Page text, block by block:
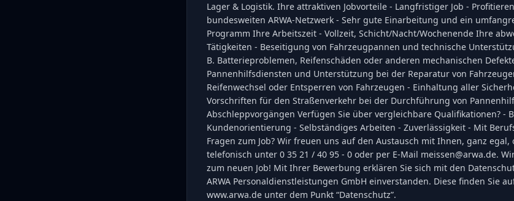
Lager & Logistik. Ihre attraktiven Jobvorteile - Langfristiger Job -
bundesweiten ARWA-Netzwerk - Sehr gute Einarbeitung und ein
Programm Ihre Arbeitszeit - Vollzeit, Schicht/Nacht/Wochenende Ihre
Tätigkeiten - Beseitigung von Fahrzeugpannen und technische
B. Batterieproblemen, Reifenschäden oder anderen mechanischen
Pannenhilfsdiensten und Unterstützung bei der Reparatur von
Reifenwechsel oder Entsperren von Fahrzeugen - Einhaltung aller
Vorschriften für den Straßenverkehr bei der Durchführung von
Abschleppvorgängen Verfügen Sie über vergleichbare Qualifikationen? -
Kundenorientierung - Selbständiges Arbeiten - Zuverlässigkeit - Mit
Fragen zum Job? Wir freuen uns auf den Austausch mit Ihnen, ganz egal,
telefonisch unter 0 35 21 / 40 95 - 0 oder per E-Mail meissen@arwa.de.
zum neuen Job! Mit Ihrer Bewerbung erklären Sie sich mit den
ARWA Personaldienstleistungen GmbH einverstanden. Diese finden Sie
www.arwa.de unter dem Punkt “Datenschutz”.